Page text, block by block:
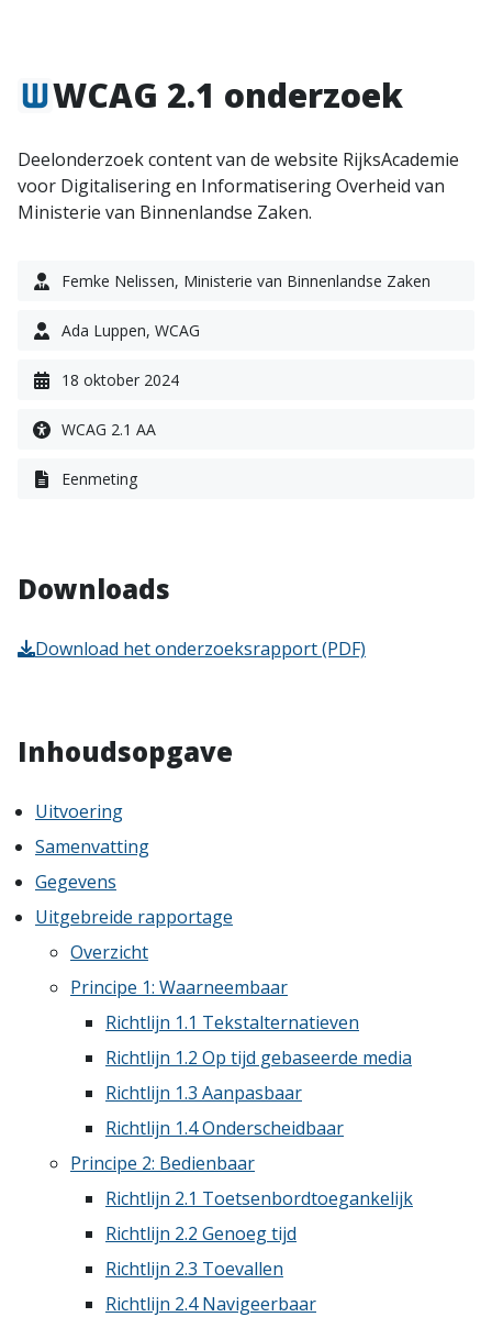
WCAG 2.1 onderzoek
Deelonderzoek content van de website RijksAcademie
voor Digitalisering en Informatisering Overheid van
Ministerie van Binnenlandse Zaken.
Femke Nelissen, Ministerie van Binnenlandse Zaken
Ada Luppen, WCAG
18 oktober 2024
WCAG 2.1 AA
Eenmeting
Downloads
Download het onderzoeksrapport (PDF)
Inhoudsopgave
Uitvoering
Samenvatting
Gegevens
Uitgebreide rapportage
Overzicht
Principe 1: Waarneembaar
Richtlijn 1.1 Tekstalternatieven
Richtlijn 1.2 Op tijd gebaseerde media
Richtlijn 1.3 Aanpasbaar
Richtlijn 1.4 Onderscheidbaar
Principe 2: Bedienbaar
Richtlijn 2.1 Toetsenbordtoegankelijk
Richtlijn 2.2 Genoeg tijd
Richtlijn 2.3 Toevallen
Richtlijn 2.4 Navigeerbaar